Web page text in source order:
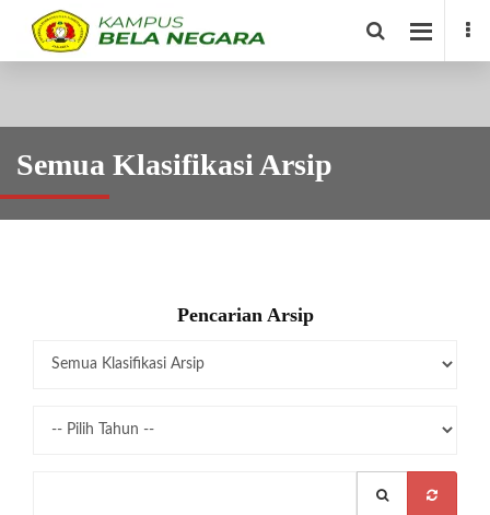
Semua Klasifikasi Arsip
Pencarian Arsip